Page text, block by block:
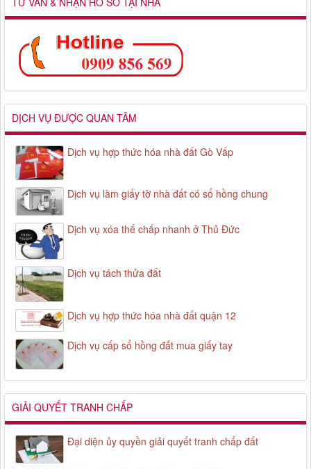
DỊCH VỤ ĐƯỢC QUAN TÂM
Dịch vụ hợp thức hóa nhà đất Gò Vấp
Dịch vụ làm giấy tờ nhà đất có sổ hồng chung
Dịch vụ xóa thế chấp nhanh ở Thủ Đức
Dịch vụ tách thửa đất
Dịch vụ hợp thức hóa nhà đất quận 12
Dịch vụ cấp sổ hồng đất mua giấy tay
GIẢI QUYẾT TRANH CHẤP
Đại diện ủy quyền giải quyết tranh chấp đất